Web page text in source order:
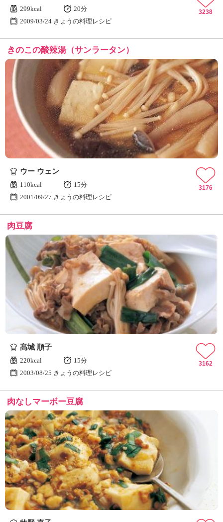
299kcal
20分
2009/03/24 きょうの料理レシピ
3238
きのこの酸辣湯（サンラータン）
ウー ウェン
110kcal
15分
2001/09/27 きょうの料理レシピ
3176
肉豆腐
髙城 順子
220kcal
15分
2003/08/25 きょうの料理レシピ
3162
肉なしマーボー豆腐